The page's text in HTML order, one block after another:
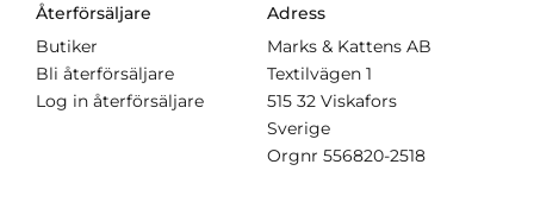
Återförsäljare
Butiker
Bli återförsäljare
Log in återförsäljare
Adress
Marks & Kattens AB
Textilvägen 1
515 32 Viskafors
Sverige
Orgnr 556820-2518